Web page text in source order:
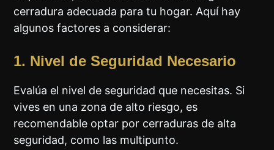
cerradura adecuada para tu hogar. Aquí hay
algunos factores a considerar:
1. Nivel de Seguridad Necesario
Evalúa el nivel de seguridad que necesitas. Si
vives en una zona de alto riesgo, es
recomendable optar por cerraduras de alta
seguridad, como las multipunto.